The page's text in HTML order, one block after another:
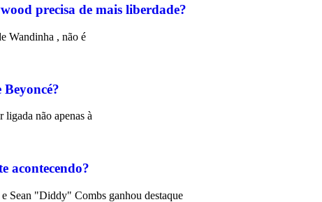
precisa de mais liberdade?
Wandinha , não é
ligada não apenas à
acontecendo?
Sean "Diddy" Combs ganhou destaque